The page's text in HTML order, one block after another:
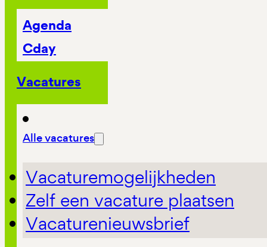
Agenda
Cday
Vacatures
Alle vacatures
Vacaturemogelijkheden
Zelf een vacature plaatsen
Vacaturenieuwsbrief